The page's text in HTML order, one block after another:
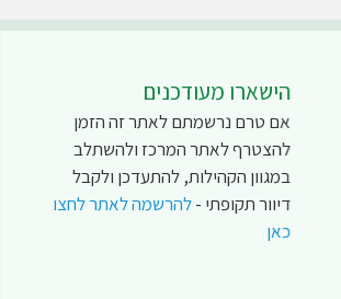
הישארו מעודכנים
אם טרם נרשמתם לאתר זה הזמן
להצטרף לאתר המרכז ולהשתלב
במגוון הקהילות, להתעדכן ולקבל
דיוור תקופתי -להרשמה לאתר לחצו
כאן